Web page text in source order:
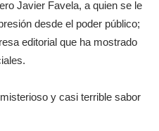
Javier Favela, a quien se le
desde el poder público;
editorial que ha mostrado
y casi terrible sabor